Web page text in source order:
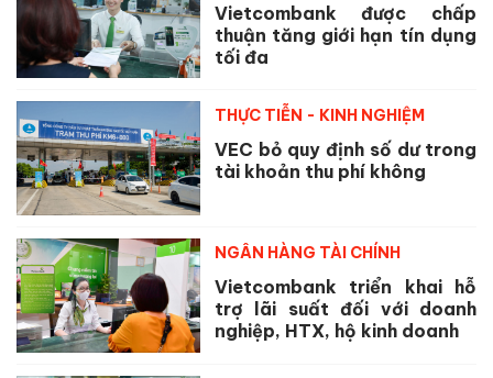
Vietcombank được chấp
thuận tăng giới hạn tín dụng
tối đa
THỰC TIỄN - KINH NGHIỆM
VEC bỏ quy định số dư trong
tài khoản thu phí không
NGÂN HÀNG TÀI CHÍNH
Vietcombank triển khai hỗ
trợ lãi suất đối với doanh
nghiệp, HTX, hộ kinh doanh